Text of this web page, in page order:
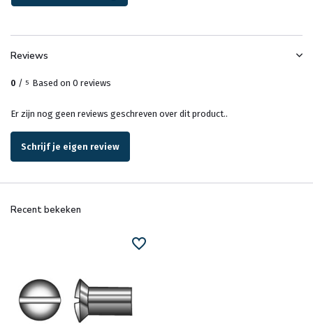
Reviews
0 / 5 Based on 0 reviews
Er zijn nog geen reviews geschreven over dit product..
Schrijf je eigen review
Recent bekeken